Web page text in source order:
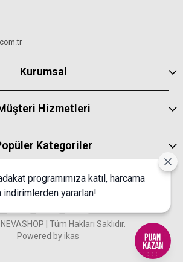
Kurumsal
Hizmetleri
Kategoriler
| Tüm Hakları Saklıdır.
Powered by ikas
programımıza katıl, harcama
indirimlerden yararlan!